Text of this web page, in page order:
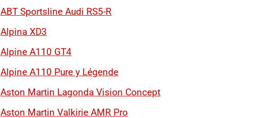
ABT Sportsline Audi RS5-R
Alpina XD3
Alpine A110 GT4
Alpine A110 Pure y Légende
Aston Martin Lagonda Vision Concept
Aston Martin Valkirie AMR Pro